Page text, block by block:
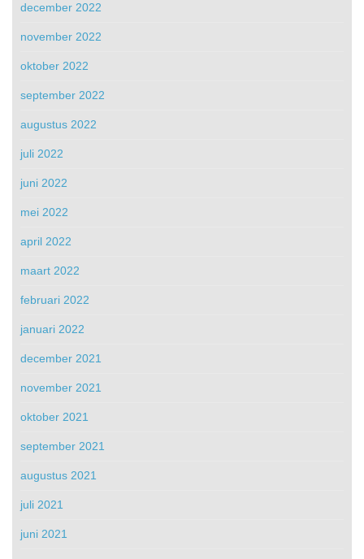
december 2022
november 2022
oktober 2022
september 2022
augustus 2022
juli 2022
juni 2022
mei 2022
april 2022
maart 2022
februari 2022
januari 2022
december 2021
november 2021
oktober 2021
september 2021
augustus 2021
juli 2021
juni 2021